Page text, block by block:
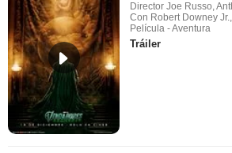
Director Joe Russo,
Con Robert Downey
Película - Aventura
Tráiler